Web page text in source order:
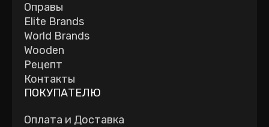
Оправы
Elite Brands
World Brands
Wooden
Рецепт
Контакты
ПОКУПАТЕЛЮ
Оплата и Доставка